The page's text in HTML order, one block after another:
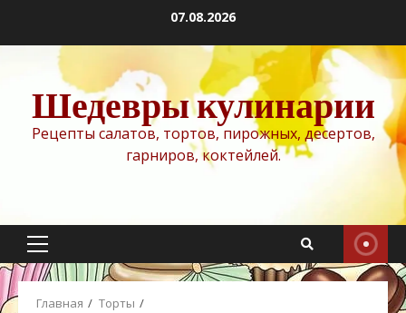
содержимому
07.08.2026
Шедевры кулинарии
Рецепты салатов, тортов, пирожных, десертов,
гарниров, коктейлей.
Основное
меню
Главная
Торты